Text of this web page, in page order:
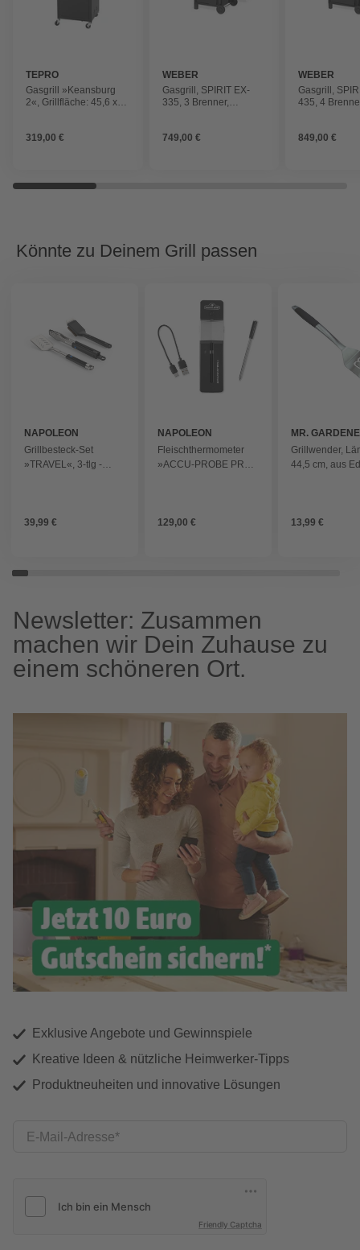
TEPRO
Gasgrill »Keansburg
2«, Grillfläche: 45,6 x
319,00 €
WEBER
Gasgrill, SPIRIT EX-
335, 3 Brenner,
749,00 €
WEBER
Gasgrill,
435, 4
849,00 €
Könnte zu Deinem Grill passen
NAPOLEON
Grillbesteck-Set
»TRAVEL«, 3-tlg -
39,99 €
NAPOLEON
Fleischthermometer
»ACCU-PROBE PRO
129,00 €
MR.
Grillwender,
44,5 cm, aus
13,99 €
Newsletter: Zusammen
machen wir Dein Zuhause zu
einem schöneren Ort.
Exklusive Angebote und Gewinnspiele
Kreative Ideen & nützliche Heimwerker-Tipps
Produktneuheiten und innovative Lösungen
E-Mail-Adresse
Friendly Captcha